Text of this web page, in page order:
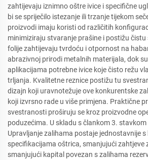
zahtijevaju iznimno oštre ivice i specifične
bi se spriječilo istezanje ili trzanje tijekom
proizvodi imaju koristi od različitih
minimiziraju stvaranje prašine i postižu
folije zahtijevaju tvrdoću i otpornost na
abrazivnoj prirodi metalnih materijala, dok
aplikacijama potrebne ivice koje čisto režu
trljanja. Kvalitetne reznice postižu tu
dizajn koji uravnotežuje ove konkurentske
koji izvrsno rade u više primjena. Praktične
svestranosti proširuju se kroz proizvodne
poduzećima. U skladu s člankom 3.
Upravljanje zalihama postaje jednostavnije
specifikacijama oštrica, smanjujući zahtjeve
smanjujući kapital povezan s zalihama